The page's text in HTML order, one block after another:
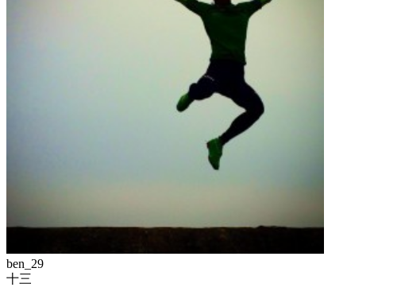
ben_29
十三